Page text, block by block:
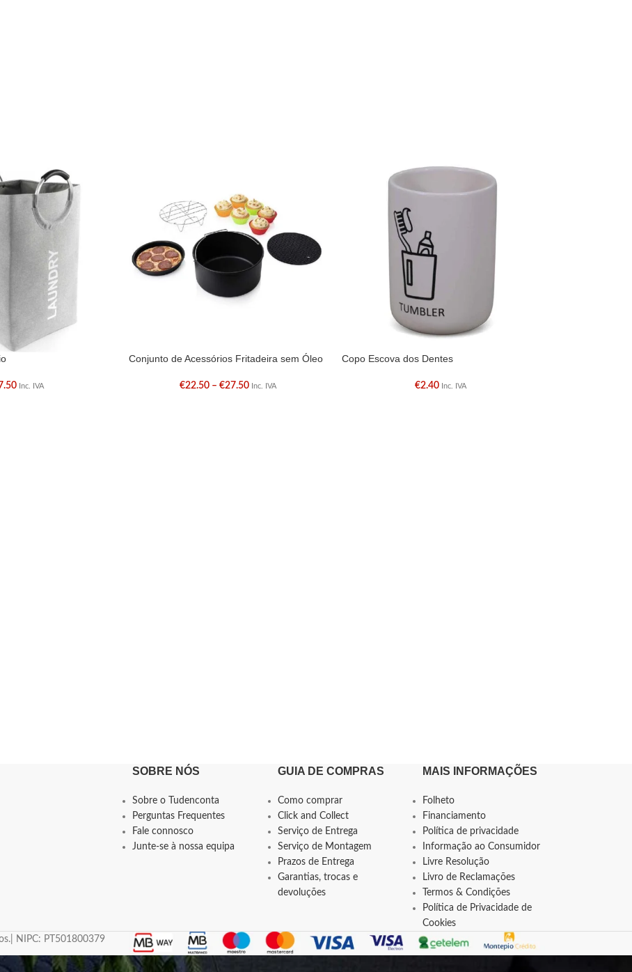
Inc. IVA
Conjunto de Acessórios Fritadeira sem Óleo
€22.50 – €27.50 Inc. IVA
Copo Escova dos Dentes
€2.40 Inc. IVA
SOBRE NÓS
Sobre o Tudenconta
Perguntas Frequentes
Fale connosco
Junte-se à nossa equipa
GUIA DE COMPRAS
Como comprar
Click and Collect
Serviço de Entrega
Serviço de Montagem
Prazos de Entrega
Garantias, trocas e
devoluções
MAIS INFORMAÇÕES
Folheto
Financiamento
Política de privacidade
Informação ao Consumidor
Livre Resolução
Livro de Reclamações
Termos & Condições
Política de Privacidade de
Cookies
NIPC: PT501800379